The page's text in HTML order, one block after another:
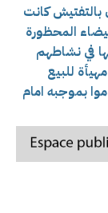
كانت
المحظورة
في نشاطهم
للبيع
بموجبه امام